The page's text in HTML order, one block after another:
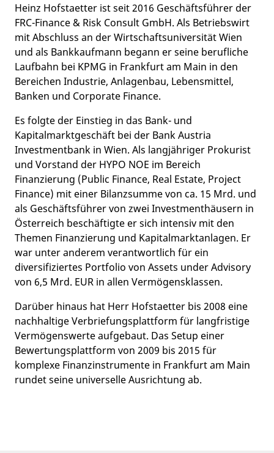
Heinz Hofstaetter ist seit 2016 Geschäftsführer der
FRC-Finance & Risk Consult GmbH. Als Betriebswirt
mit Abschluss an der Wirtschaftsuniversität Wien
und als Bankkaufmann begann er seine berufliche
Laufbahn bei KPMG in Frankfurt am Main in den
Bereichen Industrie, Anlagenbau, Lebensmittel,
Banken und Corporate Finance.
Es folgte der Einstieg in das Bank- und
Kapitalmarktgeschäft bei der Bank Austria
Investmentbank in Wien. Als langjähriger Prokurist
und Vorstand der HYPO NOE im Bereich
Finanzierung (Public Finance, Real Estate, Project
Finance) mit einer Bilanzsumme von ca. 15 Mrd. und
als Geschäftsführer von zwei Investmenthäusern in
Österreich beschäftigte er sich intensiv mit den
Themen Finanzierung und Kapitalmarktanlagen. Er
war unter anderem verantwortlich für ein
diversifiziertes Portfolio von Assets under Advisory
von 6,5 Mrd. EUR in allen Vermögensklassen.
Darüber hinaus hat Herr Hofstaetter bis 2008 eine
nachhaltige Verbriefungsplattform für langfristige
Vermögenswerte aufgebaut. Das Setup einer
Bewertungsplattform von 2009 bis 2015 für
komplexe Finanzinstrumente in Frankfurt am Main
rundet seine universelle Ausrichtung ab.